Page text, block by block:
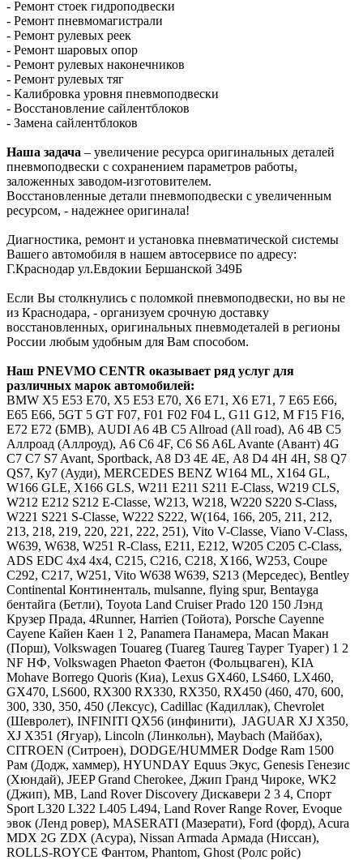
- Ремонт стоек гидроподвески
- Ремонт пневмомагистрали
- Ремонт рулевых реек
- Ремонт шаровых опор
- Ремонт рулевых наконечников
- Ремонт рулевых тяг
- Калибровка уровня пневмоподвески
- Восстановление сайлентблоков
- Замена сайлентблоков
Наша задача – увеличение ресурса оригинальных деталей
пневмоподвески с сохранением параметров работы,
заложенных заводом-изготовителем.
Восстановленные детали пневмоподвески с увеличенным
ресурсом, - надежнее оригинала!
Диагностика, ремонт и установка пневматической системы
Вашего автомобиля в нашем автосервисе по адресу:
Г.Краснодар ул.Евдокии Бершанской 349Б
Если Вы столкнулись с поломкой пневмоподвески, но вы не
из Краснодара, - организуем срочную доставку
восстановленных, оригинальных пневмодеталей в регионы
России любым удобным для Вам способом.
Наш PNEVMO CENTR оказывает ряд услуг для
различных марок автомобилей:
BMW Х5 E53 E70, X5 Е53 Е70, Х6 E71, X6 Е71, 7 E65 E66,
Е65 Е66, 5GT 5 GT F07, F01 F02 F04 L, G11 G12, M F15 F16,
E72 Е72 (БМВ), AUDI A6 4B C5 Allroad (All road), А6 4В С5
Аллроад (Аллроуд), A6 C6 4F, С6 S6 A6L Avante (Авант) 4G
C7 С7 S7 Avant, Sportback, A8 D3 4E 4Е, А8 D4 4H 4Н, S8 Q7
QS7, Ку7 (Ауди), MERCEDES BENZ W164 ML, X164 GL,
W166 GLE, X166 GLS, W211 E211 S211 E-Class, W219 CLS,
W212 E212 S212 E-Classe, W213, W218, W220 S220 S-Class,
W221 S221 S-Classe, W222 S222, W(164, 166, 205, 211, 212,
213, 218, 219, 220, 221, 222, 251), Vito V-Classe, Viano V-Class,
W639, W638, W251 R-Class, Е211, Е212, W205 C205 C-Class,
ADS EDC 4x4 4х4, C215, C216, C218, X166, W253, Coupe
C292, C217, W251, Vito W638 W639, S213 (Мерседес), Bentley
Continental Континенталь, mulsanne, flying spur, Bentayga
бентайга (Бетли), Toyota Land Cruiser Prado 120 150 Лэнд
Крузер Прада, 4Runner, Harrien (Тойота), Porsche Cayenne
Cayene Кайен Каен 1 2, Panamera Панамера, Macan Макан
(Порш), Volkswagen Touareg (Tuareg Taureg Таурег Туарег) 1 2
NF НФ, Volkswagen Phaeton Фаетон (Фольцваген), KIA
Mohave Borrego Quoris (Киа), Lexus GX460, LS460, LX460,
GX470, LS600, RX300 RX330, RX350, RX450 (460, 470, 600,
300, 330, 350, 450 (Лексус), Cadillac (Кадиллак), Сhevrolet
(Шевролет), INFINITI QX56 (инфинити), JAGUAR XJ X350,
XJ X351 (Ягуар), Lincoln (Линкольн), Maybach (Майбах),
CITROEN (Ситроен), DODGE/HUMMER Dodge Ram 1500
Рам (Додж, хаммер), HYUNDAY Equus Экус, Genesis Генезис
(Хюндай), JEEP Grand Cherokee, Джип Гранд Чироке, WK2
(Джип), MB, Land Rover Discovery Дискавери 2 3 4, Спорт
Sport L320 L322 L405 L494, Land Rover Range Rover, Evoque
эвок (Ленд ровер), MASERATI (Мазерати), Ford (форд), Acura
MDX 2G ZDX (Асура), Nissan Armada Армада (Ниссан),
ROLLS-ROYCE Фантом, Phantom, Ghost (Ролс ройс)